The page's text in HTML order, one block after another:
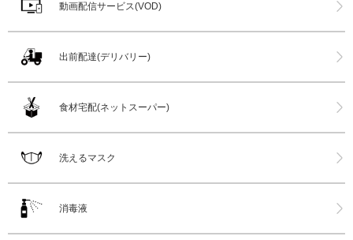
動画配信サービス(VOD)
出前配達(デリバリー)
食材宅配(ネットスーパー)
洗えるマスク
消毒液